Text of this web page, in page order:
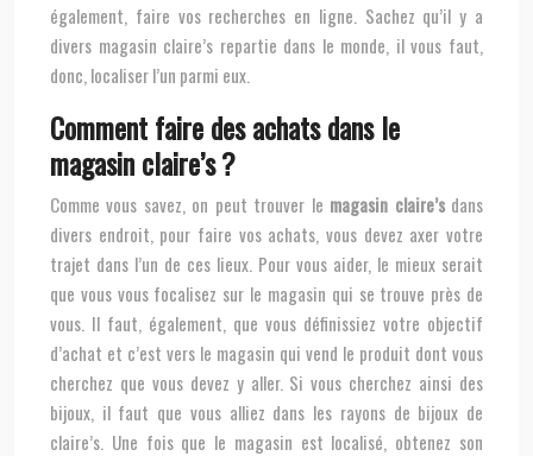
également, faire vos recherches en ligne. Sachez qu’il y a
divers magasin claire’s repartie dans le monde, il vous faut,
donc, localiser l’un parmi eux.
Comment faire des achats dans le
magasin claire’s ?
Comme vous savez, on peut trouver le magasin claire’sdans
divers endroit, pour faire vos achats, vous devez axer votre
trajet dans l’un de ces lieux. Pour vous aider, le mieux serait
que vous vous focalisez sur le magasin qui se trouve près de
vous. Il faut, également, que vous définissiez votre objectif
d’achat et c’est vers le magasin qui vend le produit dont vous
cherchez que vous devez y aller. Si vous cherchez ainsi des
bijoux, il faut que vous alliez dans les rayons de bijoux de
claire’s. Une fois que le magasin est localisé, obtenez son